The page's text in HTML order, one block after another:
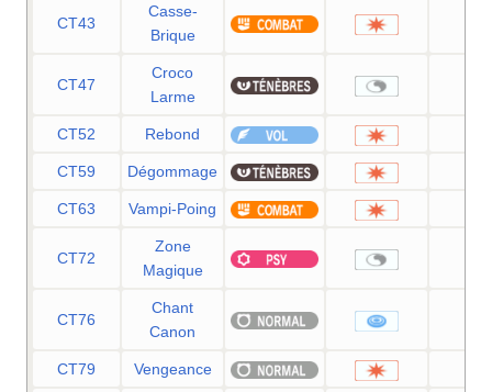
CT43
Casse-
Brique
CT47
Croco
Larme
CT52 Rebond
CT59 Dégommage
CT63 Vampi-Poing
CT72
Zone
Magique
CT76
Chant
Canon
CT79 Vengeance